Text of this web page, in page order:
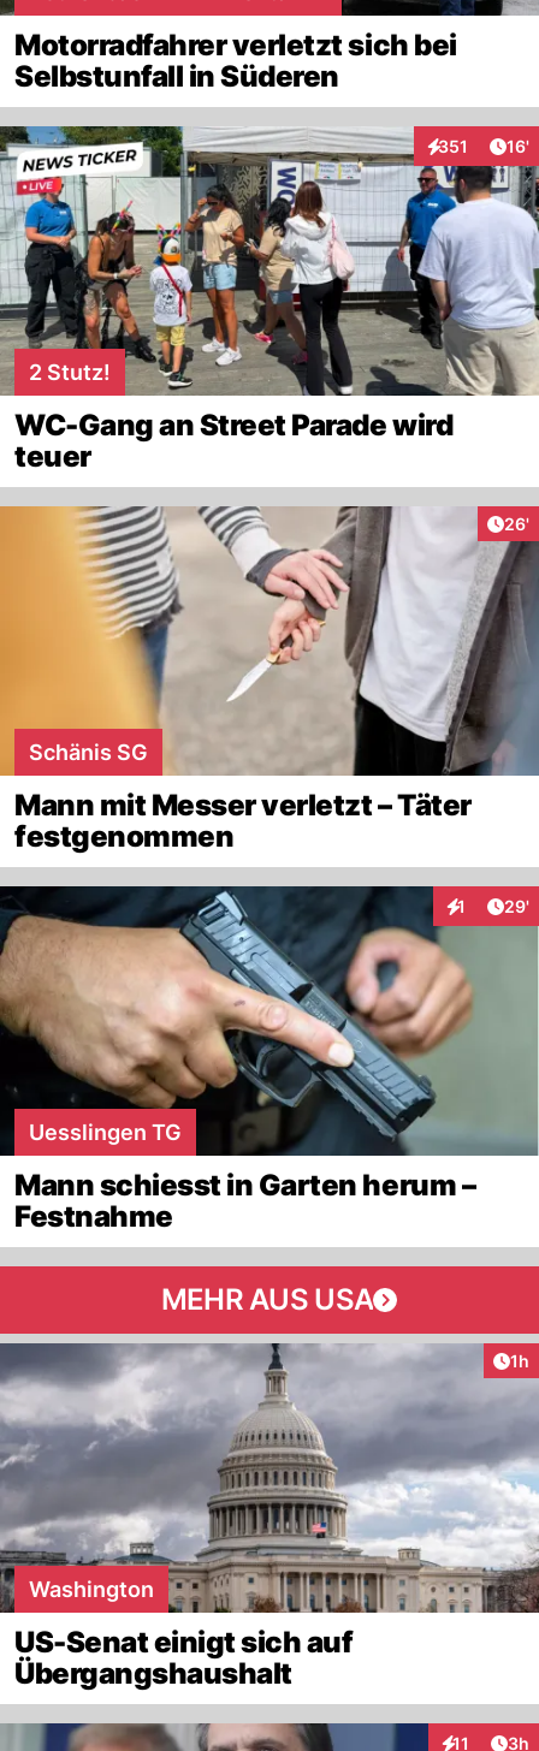
Motorradfahrer verletzt sich bei
Selbstunfall in Süderen
351
Interaktionen
16'
2 Stutz!
WC-Gang an Street Parade wird
teuer
26'
Schänis SG
Mann mit Messer verletzt – Täter
festgenommen
1 29'
Uesslingen TG
Mann schiesst in Garten herum –
Festnahme
MEHR AUS USA
1h
Washington
US-Senat einigt sich auf
Übergangshaushalt
11 3h